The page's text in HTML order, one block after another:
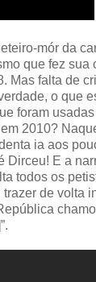
mór da
que fez sua
Mas falta de
o que
foram
2010?
ia aos
Dirceu! E a
todos os
de volta